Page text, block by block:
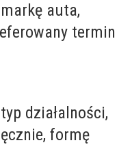
auta,
termin
działalności,
formę